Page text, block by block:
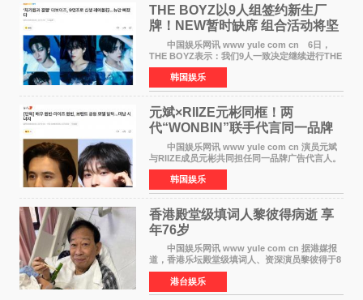
THE BOYZ以9人组签约新生厂
牌！NEW暂时缺席 组合活动将坚
定不移继续
中国娱乐网讯 www yule com cn 6日，
THE BOYZ表示：我们9人一致决定继续进行THE
BOYZ组合活动，并且已经完成了组合团体活动
签约。目前正在新生厂牌下进行活动准备。尚未
离开THE BOYZ原所
韩国娱乐
元斌×RIIZE元彬同框！两
代“WONBIN”联手代言同一品牌
颜值天花板合体
中国娱乐网讯 www yule com cn 演员元斌
与RIIZE成员元彬共同担任同一品牌广告代言人。
6日据独家报道，继演员元斌之后，RIIZE元彬最
近也被选为某在线中介平台A公司的共同广告代言
人，两人将作
韩国娱乐
香港殿堂级填词人黎彼得病逝 享
年76岁​
中国娱乐网讯 www yule com cn 据港媒报
道，香港乐坛殿堂级填词人、资深演员黎彼得于8
月5日上午因病离世，终年76岁。好友钟志光透
露，黎彼得今年3月中风后便卧床休养，身体机能
持续衰退，最
港台娱乐